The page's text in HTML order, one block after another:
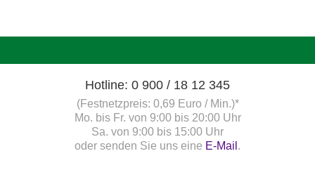
Hotline: 0 900 / 18 12 345
(Festnetzpreis: 0,69 Euro / Min.)*
Mo. bis Fr. von 9:00 bis 20:00 Uhr
Sa. von 9:00 bis 15:00 Uhr
oder senden Sie uns eine E-Mail .